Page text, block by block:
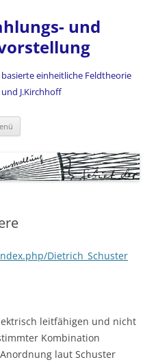
und
einheitliche Feldtheorie
J.Kirchhoff
Dietrich_Schuster
leitfähigen und nicht
Kombination
laut Schuster